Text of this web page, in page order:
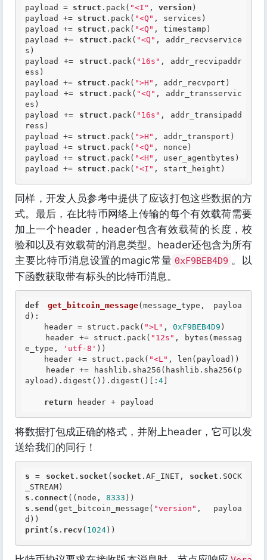
payload = struct .pack( "<I" , version )
payload += struct .pack( "<Q" , services)
payload += struct .pack( "<Q" , timestamp)
payload += struct .pack( "<Q" , addr_recvservice
s)
payload += struct .pack( "16s" , addr_recvipaddr
ess)
payload += struct .pack( ">H" , addr_recvport)
payload += struct .pack( "<Q" , addr_transservic
es)
payload += struct .pack( "16s" , addr_transipadd
ress)
payload += struct .pack( ">H" , addr_transport)
payload += struct .pack( "<Q" , nonce)
payload += struct .pack( "<H" , user_agentbytes)
payload += struct .pack( "<I"
同样，开发人员参考中提供了应该打包这些数据的方
式。最后，在比特币网络上传输的每个有效载荷需要
加上一个header，header包含有效载荷的长度，校
验和以及有效载荷的消息类型。header还包含为所有
主要比特币消息设置的magic常量 0xF9BEB4D9 。以
下函数获取带有标头的比特币消息。
def get_bitcoin_message(message_type, payloa
d) :
    header = struct.pack(
">L" , 0xF9BEB4D9 )
    header += struct.pack(
"12s" , bytes(messag
e_type,
'utf-8' ))
    header += struct.pack(
"<L" , len(payload))
ayload).digest()).digest()[: 4
return
将数据打包成正确的格式，并附上header，它可以发
送给我们的同行！
s = socket . socket ( socket .AF_INET, socket .SOCK
s . connect ((node, 8333
s . send (get_bitcoin_message( "version" , payloa
print ( s . recv( 1024